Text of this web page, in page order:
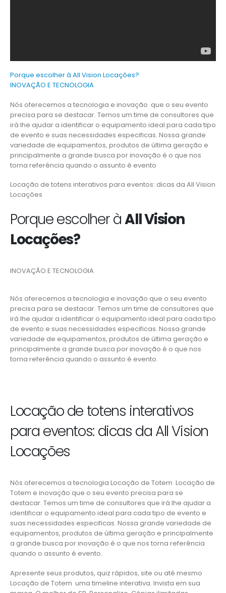
Porque escolher à All Vision Locações?
INOVAÇÃO E TECNOLOGIA
Nós oferecemos a tecnologia e inovação que o seu evento
precisa para se destacar. Temos um time de consultores que
irá lhe ajudar a identificar o equipamento ideal para cada tipo
de evento e suas necessidades especificas. Nossa grande
variedade de equipamentos, produtos de última geração e
principalmente a grande busca por inovação é o que nos
torna referência quando o assunto é evento
Locação de totens interativos para eventos: dicas da All Vision
Locações
Porque escolher àAll Vision
Locações?
INOVAÇÃO E TECNOLOGIA
Nós oferecemos a tecnologia e inovação que o seu evento
precisa para se destacar. Temos um time de consultores que
irá lhe ajudar a identificar o equipamento ideal para cada tipo
de evento e suas necessidades especificas. Nossa grande
variedade de equipamentos, produtos de última geração e
principalmente a grande busca por inovação é o que nos
torna referência quando o assunto é evento.
Locação de totens interativos
para eventos: dicas da All Vision
Locações
Nós oferecemos a tecnologia Locação de Totem Locação de
Totem e inovação que o seu evento precisa para se
destacar. Temos um time de consultores que irá lhe ajudar a
identificar o equipamento ideal para cada tipo de evento e
suas necessidades especificas. Nossa grande variedade de
equipamentos, produtos de última geração e principalmente
a grande busca por inovação é o que nos torna referência
quando o assunto é evento.
Apresente seus produtos, quiz rápidos, site ou até mesmo
Locação de Totem uma timeline interativa. Invista em sua